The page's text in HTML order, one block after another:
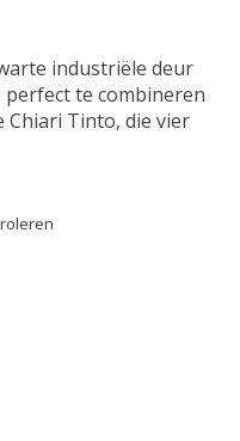
industriële deur
te combineren
Chiari Tinto, die vier